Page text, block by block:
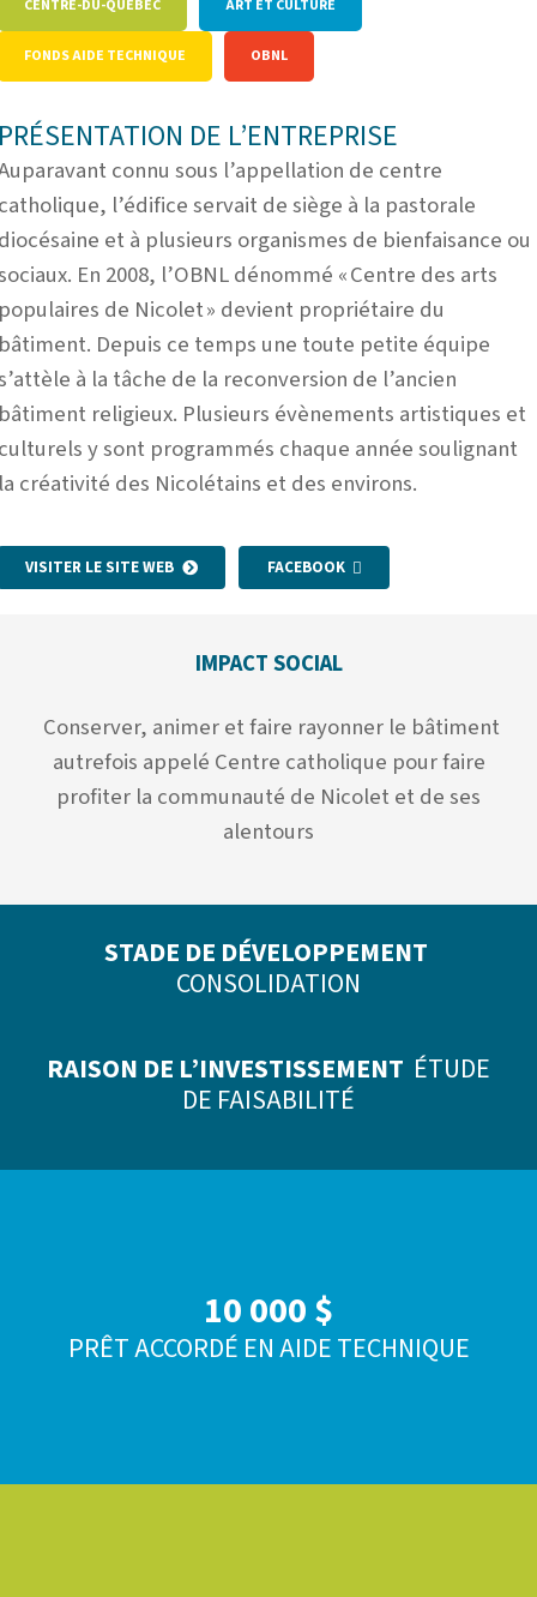
CENTRE-DU-QUÉBEC ART ET CULTURE
FONDS AIDE TECHNIQUE OBNL
DE L’ENTREPRISE
connu sous l’appellation de centre
l’édifice servait de siège à la pastorale
et à plusieurs organismes de bienfaisance ou
En 2008, l’OBNL dénommé «Centre des arts
de Nicolet» devient propriétaire du
Depuis ce temps une toute petite équipe
à la tâche de la reconversion de l’ancien
religieux. Plusieurs évènements artistiques et
y sont programmés chaque année soulignant
créativité des Nicolétains et des environs.
VISITER LE SITE WEB FACEBOOK
IMPACT SOCIAL
Conserver, animer et faire rayonner le bâtiment
autrefois appelé Centre catholique pour faire
profiter la communauté de Nicolet et de ses
alentours
STADE DE DÉVELOPPEMENT
CONSOLIDATION
RAISON DE L’INVESTISSEMENT ÉTUDE
DE FAISABILITÉ
10 000 $
PRÊT ACCORDÉ EN AIDE TECHNIQUE